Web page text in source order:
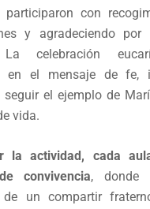
participaron con
y agradeciendo por
La celebración
en el mensaje de fe,
seguir el ejemplo de
vida.
la actividad, cada
convivencia, donde
de un compartir